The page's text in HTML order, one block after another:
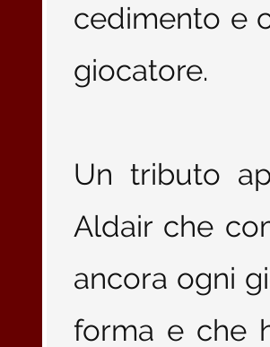
cedimento e
giocatore.
Un tributo
Aldair che
ancora ogni
forma e che